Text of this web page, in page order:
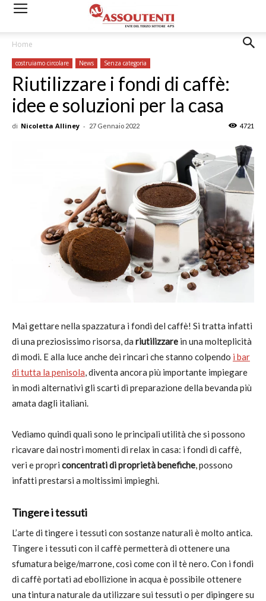
Home
costruiamo circolare News Senza categoria
Riutilizzare i fondi di caffè:
idee e soluzioni per la casa
di Nicoletta Alliney - 27 Gennaio 2022 4721
Mai gettare nella spazzatura i fondi del caffè! Si tratta infatti
di una preziosissimo risorsa, da riutilizzare in una molteplicità
di modi. E alla luce anche dei rincari che stanno colpendo i bar
di tutta la penisola , diventa ancora più importante impiegare
in modi alternativi gli scarti di preparazione della bevanda più
amata dagli italiani.
Vediamo quindi quali sono le principali utilità che si possono
ricavare dai nostri momenti di relax in casa: i fondi di caffè,
veri e propri concentrati di proprietà benefiche , possono
infatti prestarsi a moltissimi impieghi.
Tingere i tessuti
L’arte di tingere i tessuti con sostanze naturali è molto antica.
Tingere i tessuti con il caffè permetterà di ottenere una
sfumatura beige/marrone, così come con il tè nero. Con i fondi
di caffè portati ad ebollizione in acqua è possibile ottenere
una tintura naturale da utilizzare sui tessuti o per dipingere su